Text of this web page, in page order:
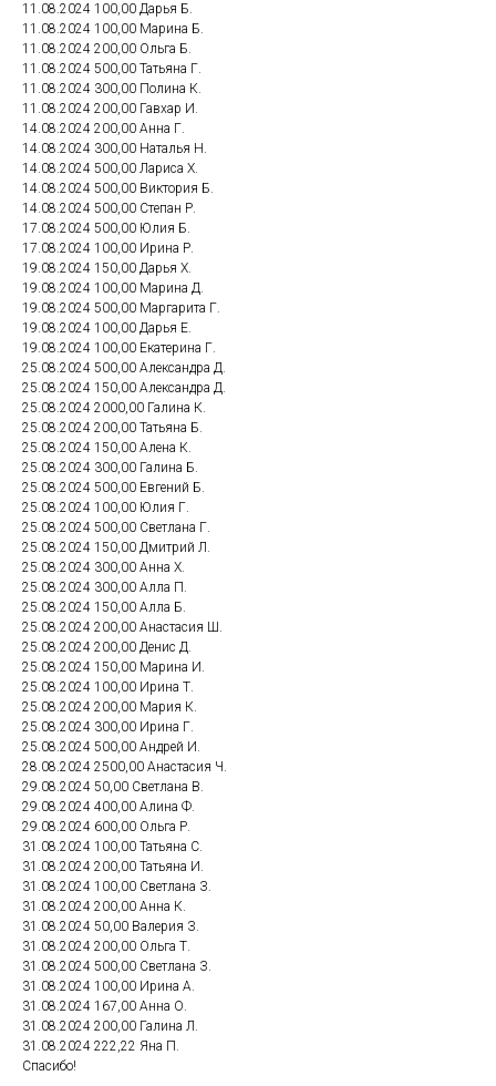
11.08.2024 100,00 Дарья Б.
11.08.2024 100,00 Марина Б.
11.08.2024 200,00 Ольга Б.
11.08.2024 500,00 Татьяна Г.
11.08.2024 300,00 Полина К.
11.08.2024 200,00 Гавхар И.
14.08.2024 200,00 Анна Г.
14.08.2024 300,00 Наталья Н.
14.08.2024 500,00 Лариса Х.
14.08.2024 500,00 Виктория Б.
14.08.2024 500,00 Степан Р.
17.08.2024 500,00 Юлия Б.
17.08.2024 100,00 Ирина Р.
19.08.2024 150,00 Дарья Х.
19.08.2024 100,00 Марина Д.
19.08.2024 500,00 Маргарита Г.
19.08.2024 100,00 Дарья Е.
19.08.2024 100,00 Екатерина Г.
25.08.2024 500,00 Александра Д.
25.08.2024 150,00 Александра Д.
25.08.2024 2000,00 Галина К.
25.08.2024 200,00 Татьяна Б.
25.08.2024 150,00 Алена К.
25.08.2024 300,00 Галина Б.
25.08.2024 500,00 Евгений Б.
25.08.2024 100,00 Юлия Г.
25.08.2024 500,00 Светлана Г.
25.08.2024 150,00 Дмитрий Л.
25.08.2024 300,00 Анна Х.
25.08.2024 300,00 Алла П.
25.08.2024 150,00 Алла Б.
25.08.2024 200,00 Анастасия Ш.
25.08.2024 200,00 Денис Д.
25.08.2024 150,00 Марина И.
25.08.2024 100,00 Ирина Т.
25.08.2024 200,00 Мария К.
25.08.2024 300,00 Ирина Г.
25.08.2024 500,00 Андрей И.
28.08.2024 2500,00 Анастасия Ч.
29.08.2024 50,00 Светлана В.
29.08.2024 400,00 Алина Ф.
29.08.2024 600,00 Ольга Р.
31.08.2024 100,00 Татьяна С.
31.08.2024 200,00 Татьяна И.
31.08.2024 100,00 Светлана З.
31.08.2024 200,00 Анна К.
31.08.2024 50,00 Валерия З.
31.08.2024 200,00 Ольга Т.
31.08.2024 500,00 Светлана З.
31.08.2024 100,00 Ирина А.
31.08.2024 167,00 Анна О.
31.08.2024 200,00 Галина Л.
31.08.2024 222,22 Яна П.
Спасибо!